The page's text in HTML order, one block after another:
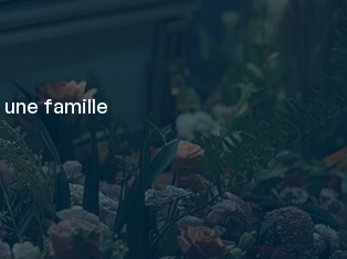
une famille